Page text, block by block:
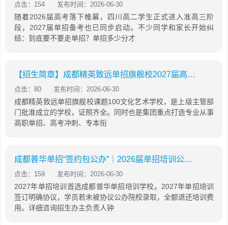
点击：154 发布时间：2026-06-30
随着2026届高考落下帷幕，四川高二学生正式进入准高三阶
段，2027届单招备考也已同步启动。不少同学和家长开始纠
结：到底要不要走单招？单招多少分才
【招生简章】成都精英致远单招旗舰校2027届高职单招招生简章
点击：80 发布时间：2026-06-30
成都精英致远单招旗舰校课题100文化艺术学校，是上级主管部
门批准成立的学校，证照齐全。同时也是集团重点打造专业从事
高职单招、高考冲刺、专本衔
成都普华单招“签约包公办”｜2026届单招培训公办录取率92.5%，双高院校录取率60%
点击：159 发布时间：2026-06-30
2027年单招培训首选成都普华单招培训学校。2027年单招培训
签订明确协议，学员若未被协议公办院校录取，全额退还培训费
用。详细咨询招生办主负责人钟